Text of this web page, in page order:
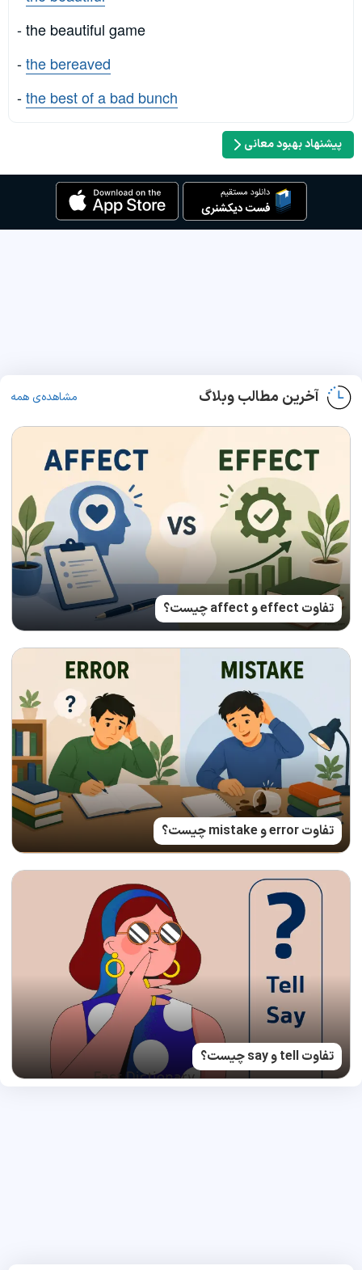
- the beautiful game
-the bereaved
-the best of a bad bunch
پیشنهاد بهبود معانی
آخرین مطالب وبلاگ مشاهده‌ی همه
تفاوت effect و affect چیست؟
تفاوت error و mistake چیست؟
تفاوت tell و say چیست؟